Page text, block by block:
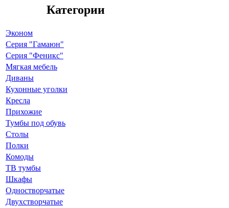
Категории
Эконом
Серия "Гамаюн"
Серия "Феникс"
Мягкая мебель
Диваны
Кухонные уголки
Кресла
Прихожие
Тумбы под обувь
Столы
Полки
Комоды
ТВ тумбы
Шкафы
Одностворчатые
Двухстворчатые